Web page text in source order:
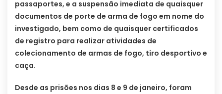
passaportes, e a suspensão imediata de quaisquer
documentos de porte de arma de fogo em nome do
investigado, bem como de quaisquer certificados
de registro para realizar atividades de
colecionamento de armas de fogo, tiro desportivo e
caça.
Desde as prisões nos dias 8 e 9 de janeiro, foram